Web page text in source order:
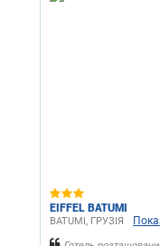
EIFFEL BATUMI
BATUMI, ГРУЗІЯ